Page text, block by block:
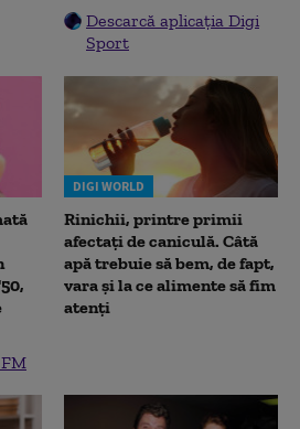
Descarcă aplicația Digi
Sport
DIGI WORLD
Rinichii, printre primii
afectați de caniculă. Câtă
apă trebuie să bem, de fapt,
vara și la ce alimente să fim
atenți